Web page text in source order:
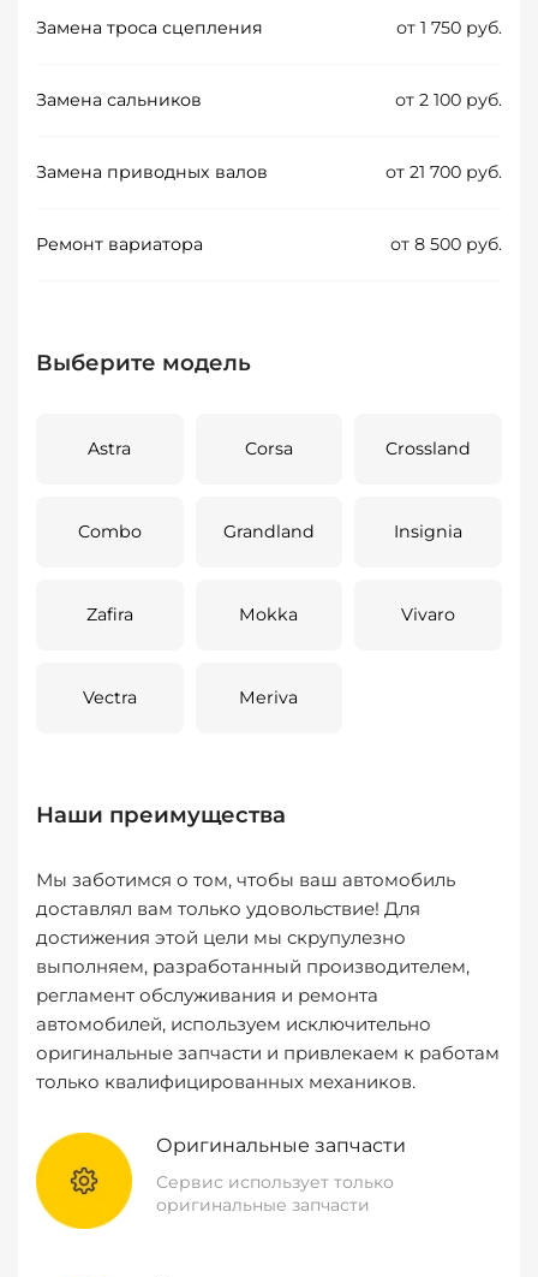
Замена троса сцепления от 1 750 руб.
Замена сальников от 2 100 руб.
Замена приводных валов от 21 700 руб.
Ремонт вариатора от 8 500 руб.
Выберите модель
Astra Corsa Crossland
Combo Grandland Insignia
Zafira Mokka Vivaro
Vectra Meriva
Наши преимущества
Мы заботимся о том, чтобы ваш автомобиль
доставлял вам только удовольствие! Для
достижения этой цели мы скрупулезно
выполняем, разработанный производителем,
регламент обслуживания и ремонта
автомобилей, используем исключительно
оригинальные запчасти и привлекаем к работам
только квалифицированных механиков.
Оригинальные запчасти
Сервис использует только
оригинальные запчасти